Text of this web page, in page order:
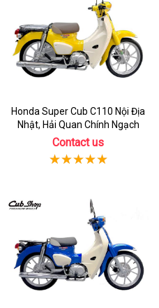
Honda Super Cub C110 Nội Địa
Nhật, Hải Quan Chính Ngạch
Contact us